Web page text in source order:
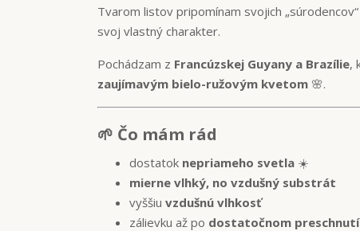
Tvarom listov pripomínam svojich „súrodencov“
svoj vlastný charakter.
Pochádzam z Francúzskej Guyany a Brazílie,
zaujímavým bielo-ružovým kvetom 🌸.
🌱 Čo mám rád
dostatok nepriameho svetla ☀️
mierne vlhký, no vzdušný substrát
vyššiu vzdušnú vlhkosť
zálievku až po dostatočnom